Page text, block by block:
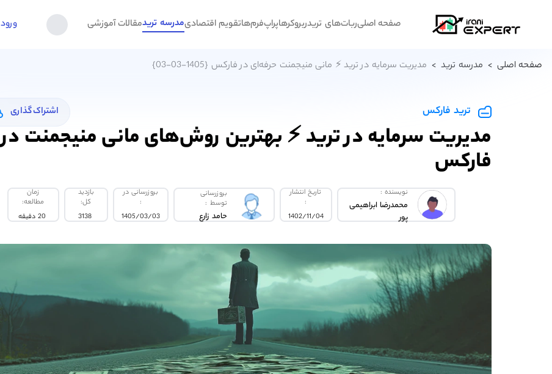
صفحه اصلیربات‌های تریدربروکرهاپراپ‌فرم‌هاتقویم اقتصادیمدرسه تریدمقالات آموزشی ورود
صفحه اصلی > مدرسه ترید > مدیریت سرمایه در ترید ⚡ مانی منیجمنت حرفه‌ای در فارکس {1405-03-03}
ترید فارکس اشتراک گذاری
مدیریت سرمایه در ترید ⚡ بهترین روش‌های مانی منیجمنت در
فارکس
نویسنده :
محمدرضا ابراهیمی
پور
تاریخ انتشار
:
1402/11/04
بروزرسانی
توسط :
حامد زارع
بروزرسانی در
:
1405/03/03
بازدید
کل:
3138
زمان
مطالعه:
20 دقیقه